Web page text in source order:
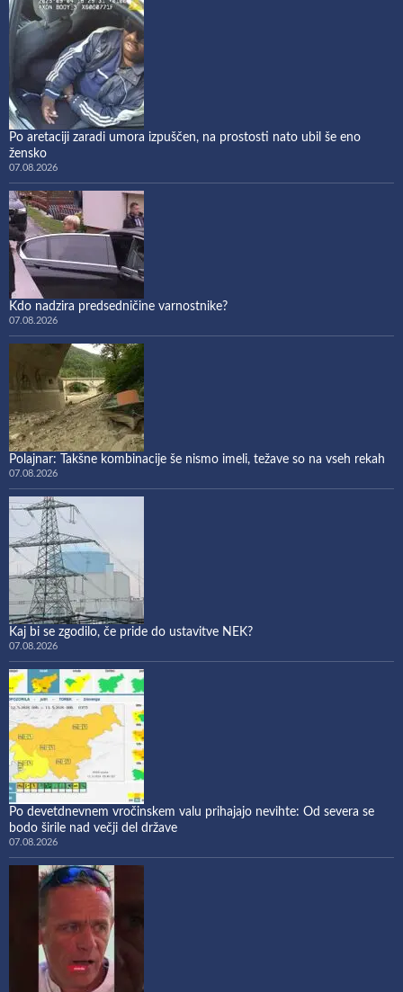
Po aretaciji zaradi umora izpuščen, na prostosti nato ubil še eno
žensko
07.08.2026
Kdo nadzira predsedničine varnostnike?
07.08.2026
Polajnar: Takšne kombinacije še nismo imeli, težave so na vseh rekah
07.08.2026
Kaj bi se zgodilo, če pride do ustavitve NEK?
07.08.2026
Po devetdnevnem vročinskem valu prihajajo nevihte: Od severa se
bodo širile nad večji del države
07.08.2026